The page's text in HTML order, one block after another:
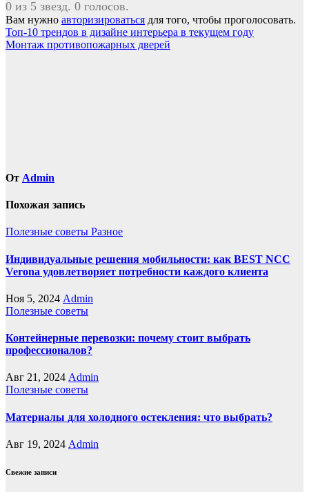
0 из 5 звезд. 0 голосов.
Вам нужно авторизироваться для того, чтобы проголосовать.
Навигация
по
Топ-10 трендов в дизайне интерьера в текущем году
Монтаж противопожарных дверей
От Admin
Похожая запись
Полезные советы Разное
Индивидуальные решения мобильности: как BEST NCC
Verona удовлетворяет потребности каждого клиента
Ноя 5, 2024 Admin
Полезные советы
Контейнерные перевозки: почему стоит выбрать
профессионалов?
Авг 21, 2024 Admin
Полезные советы
Материалы для холодного остекления: что выбрать?
Авг 19, 2024 Admin
Свежие записи